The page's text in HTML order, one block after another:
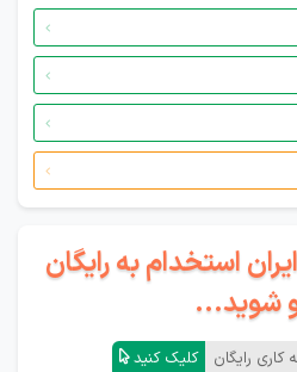
استخدام به رایگان
شوید...
رایگان کلیک کنید